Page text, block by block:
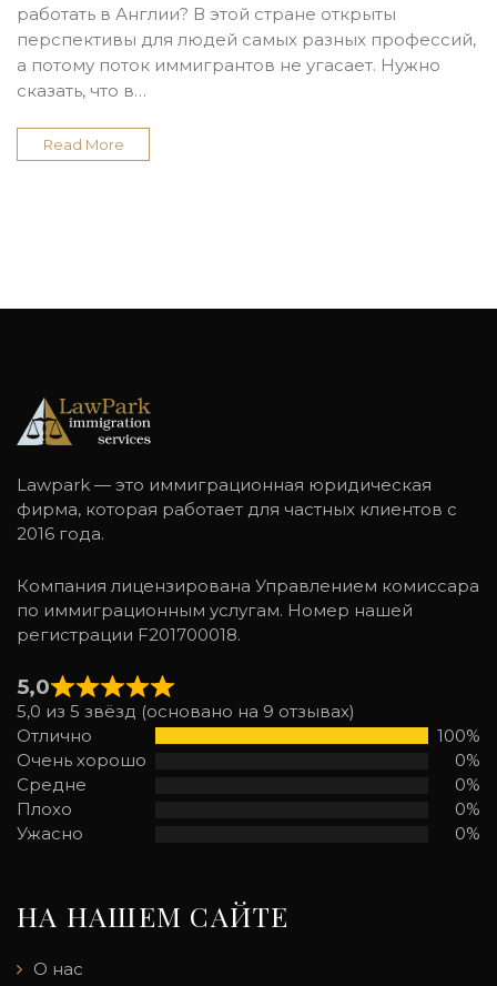
работать в Англии? В этой стране открыты
перспективы для людей самых разных профессий,
а потому поток иммигрантов не угасает. Нужно
сказать, что в…
Read More
Lawpark — это иммиграционная юридическая
фирма, которая работает для частных клиентов с
2016 года.
Компания лицензирована Управлением комиссара
по иммиграционным услугам. Номер нашей
регистрации F201700018.
5,0
5,0 из 5 звёзд (основано на 9 отзывах)
Отлично
100%
Очень хорошо
0%
Средне
0%
Плохо
0%
Ужасно
0%
НА НАШЕМ САЙТЕ
О нас